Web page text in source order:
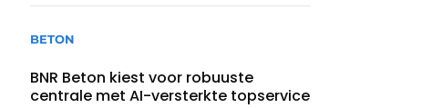
BETON
BNR Beton kiest voor robuuste
centrale met AI-versterkte topservice